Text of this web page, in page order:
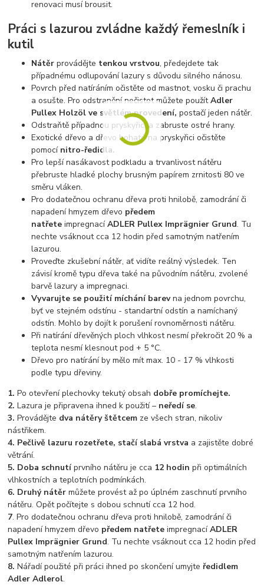
renovaci musí brousit.
Práci s lazurou zvládne každý řemeslník i
kutil
Nátěr provádějte tenkou vrstvou, předejdete tak
případnému odlupování lazury s důvodu silného nánosu.
Povrch před natíráním očistěte od mastnot, vosku či prachu
a osušte. Pro odstranění nečistot můžete použítAdler
Pullex Holzöl ve světlém provedení, postačí jeden nátěr.
Odstraňtě případnou pryskyřici a zabruste ostré hrany.
Exotické dřevo a dřevo bohaté na pryskyřici očistěte
pomocí nitro-ředidla.
Pro lepší nasákavost podkladu a trvanlivost nátěru
přebruste hladké plochy brusným papírem zrnitosti 80 ve
směru vláken.
Pro dodatečnou ochranu dřeva proti hnilobě, zamodrání či
napadení hmyzem dřevo předem
natřete impregnacíADLER Pullex Imprägnier Grund. Tu
nechte vsáknout cca 12 hodin před samotným natřením
lazurou.
Proveďte zkušební nátěr, ať vidíte reálný výsledek. Ten
závisí kromě typu dřeva také na původním nátěru, zvolené
barvě lazury a impregnaci.
Vyvarujte se použití míchání barevna jednom povrchu,
byť ve stejném odstínu - standartní odstín a namíchaný
odstín. Mohlo by dojít k porušení rovnoměrnosti nátěru.
Při natírání dřevěných ploch vlhkost nesmí překročit 20 % a
teplota nesmí klesnout pod + 5 °C.
Dřevo pro natírání by mělo mít max. 10 - 17 % vlhkosti
podle typu dřeviny.
1. Po otevření plechovky tekutý obsah dobře promíchejte.
2. Lazura je připravena ihned k použití – neředí se.
3. Provádějte dva nátěry štětcem ze všech stran, nikoliv
nástřikem.
4. Pečlivě lazuru rozetřete, stačí slabá vrstva a zajistěte dobré
větrání.
5. Doba schnutíprvního nátěru je cca 12 hodinpři optimálních
vlhkostních a teplotních podmínkách.
6. Druhý nátěr můžete provést až po úplném zaschnutí prvního
nátěru. Opět počítejte s dobou schnutí cca 12 hod.
7. Pro dodatečnou ochranu dřeva proti hnilobě, zamodrání či
napadení hmyzem dřevo předem natřete impregnacíADLER
Pullex Imprägnier Grund. Tu nechte vsáknout cca 12 hodin před
samotným natřením lazurou.
8. Nářadí použité při práci ihned po skončení umyjte ředidlem
Adler Adlerol.